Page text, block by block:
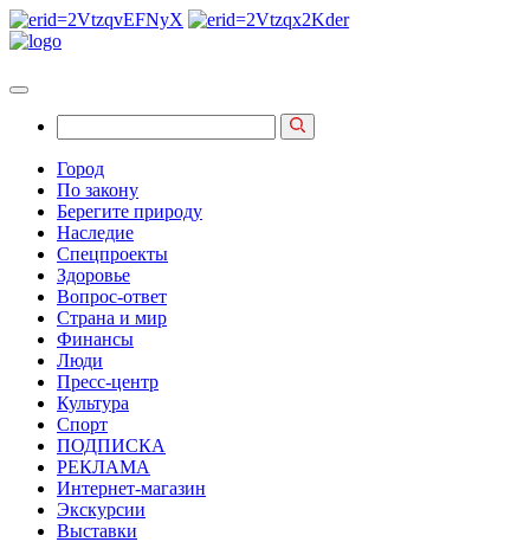
Город
По закону
Берегите природу
Наследие
Спецпроекты
Здоровье
Вопрос-ответ
Страна и мир
Финансы
Люди
Пресс-центр
Культура
Спорт
ПОДПИСКА
РЕКЛАМА
Интернет-магазин
Экскурсии
Выставки